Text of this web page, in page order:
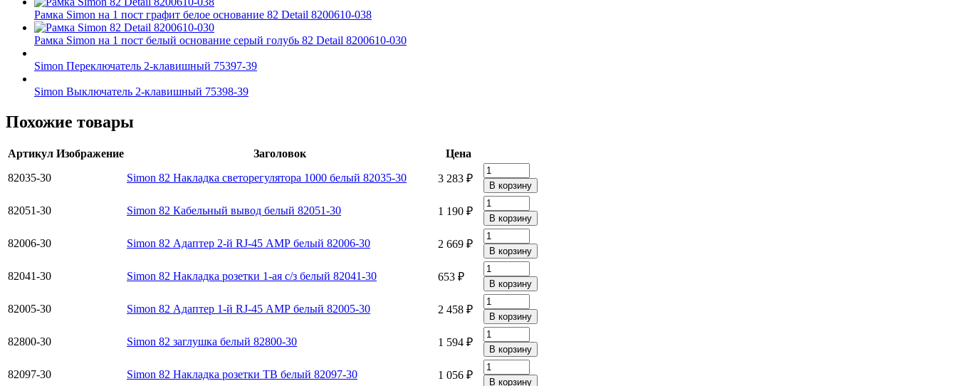
Рамка Simon на 1 пост графит белое основание 82 Detail 8200610-038
Рамка Simon на 1 пост белый основание серый голубь 82 Detail 8200610-030
Simon Переключатель 2-клавишный 75397-39
Simon Выключатель 2-клавишный 75398-39
Похожие товары
Артикул Изображение Заголовок
Цена
82035-30
Simon 82 Накладка светорегулятора 1000 белый 82035-30 3 283 ₽
82051-30 Simon 82 Кабельный вывод белый 82051-30 1 190 ₽
82006-30 Simon 82 Адаптер 2-й RJ-45 АМР белый 82006-30 2 669 ₽
82041-30 Simon 82 Накладка розетки 1-ая с/з белый 82041-30 653 ₽
82005-30 Simon 82 Адаптер 1-й RJ-45 АМР белый 82005-30 2 458 ₽
82800-30 Simon 82 заглушка белый 82800-30 1 594 ₽
82097-30 Simon 82 Накладка розетки ТВ белый 82097-30 1 056 ₽